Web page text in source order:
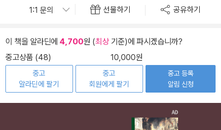
선물하기 공유하기
이 책을 알라딘에 4,700원 (최상기준)에 파시겠습니까?
중고상품 (48)
10,000원
중고
알라딘에 팔기
중고
회원에게 팔기
중고 등록
알림 신청